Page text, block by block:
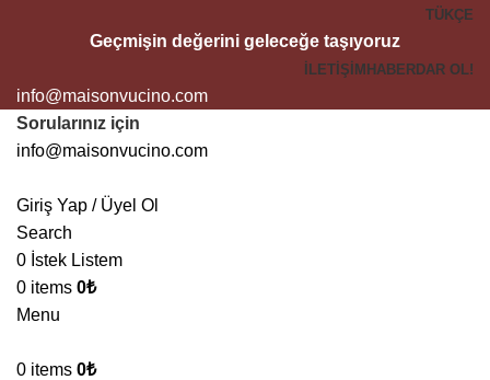
TÜKÇE
Geçmişin değerini geleceğe taşıyoruz
İLETIŞIM HABERDAR OL!
info@maisonvucino.com
Sorularınız için
info@maisonvucino.com
Giriş Yap / Üyel Ol
Search
0 İstek Listem
0 items 0₺
Menu
0 items 0₺